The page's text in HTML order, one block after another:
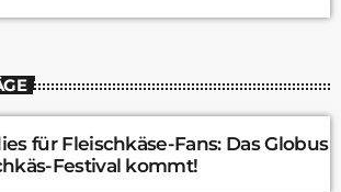
für Fleischkäse-Fans: Das Globus
Festival kommt!